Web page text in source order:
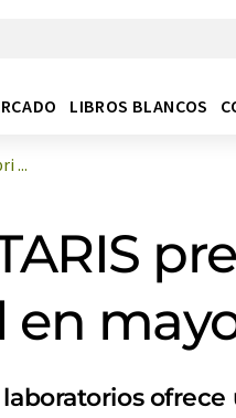
LIBROS BLANCOS
...